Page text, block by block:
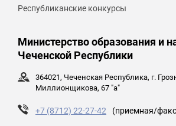
Республиканские конкурсы
Министерство образования и
Чеченской Республики
364021, Чеченская Республика, г.
Миллионщикова, 67 "а"
+7 (8712) 22-27-42 (приемная/